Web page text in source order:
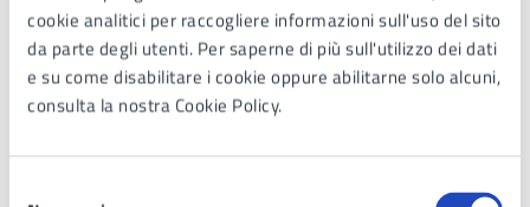
cookie analitici per raccogliere informazioni sull'uso del sito
da parte degli utenti. Per saperne di più sull'utilizzo dei dati
e su come disabilitare i cookie oppure abilitarne solo alcuni,
consulta la nostra Cookie Policy.
Nei 15 giorni antecedenti la data di votazione, e quindi a partire da
sabato 08 novembre 2025 sino alla chiusura delle operazioni di
voto, cioè fino alle ore 15,00 di lunedì 24 novembre, è vietato
rendere pubblici o comunque diffondere i risultati di sondaggi